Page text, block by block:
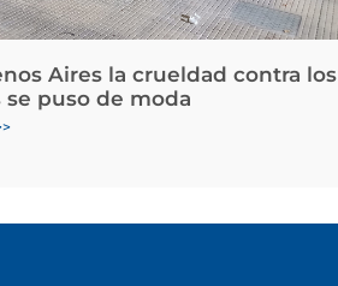
Aires la crueldad contra los
se puso de moda